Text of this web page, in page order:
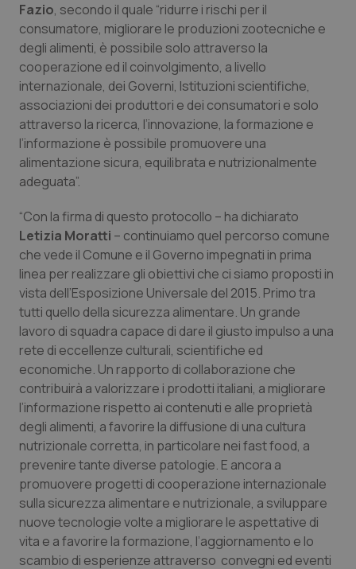
Quotidiano Cardiologia
Quotidiano Chirurgia
Quotidiano Oncologia
Quotidiano Pediatria
Rene & patologie urogenitali
Salute orale & impianti
Sangue & coagulazione
Tiroide
Tumore al seno
Tumore ovarico
Tumori del Polmone & Testa Collo
Tumori gastrointestinali
Ulcera & Reflusso
Vaccini
Fazio, secondo il quale “ridurre i rischi per il
consumatore, migliorare le produzioni zootecniche e
degli alimenti, è possibile solo attraverso la
cooperazione ed il coinvolgimento, a livello
internazionale, dei Governi, Istituzioni scientifiche,
associazioni dei produttori e dei consumatori e solo
attraverso la ricerca, l’innovazione, la formazione e
l’informazione è possibile promuovere una
alimentazione sicura, equilibrata e nutrizionalmente
adeguata”.
“Con la firma di questo protocollo – ha dichiarato
Letizia Moratti – continuiamo quel percorso comune
che vede il Comune e il Governo impegnati in prima
linea per realizzare gli obiettivi che ci siamo proposti in
vista dell’Esposizione Universale del 2015. Primo tra
tutti quello della sicurezza alimentare. Un grande
lavoro di squadra capace di dare il giusto impulso a una
rete di eccellenze culturali, scientifiche ed
economiche. Un rapporto di collaborazione che
contribuirà a valorizzare i prodotti italiani, a migliorare
l’informazione rispetto ai contenuti e alle proprietà
degli alimenti, a favorire la diffusione di una cultura
nutrizionale corretta, in particolare nei fast food, a
prevenire tante diverse patologie. E ancora a
promuovere progetti di cooperazione internazionale
sulla sicurezza alimentare e nutrizionale, a sviluppare
nuove tecnologie volte a migliorare le aspettative di
vita e a favorire la formazione, l’aggiornamento e lo
scambio di esperienze attraverso convegni ed eventi